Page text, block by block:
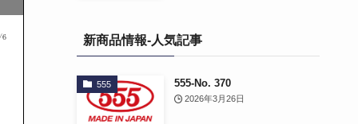
新商品情報-人気記事
555 555-No. 370
2026年3月26日